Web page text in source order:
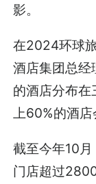
影。
在2024环球
酒店集团总经
的酒店分布
上60%的酒店
截至今年10
门店超过